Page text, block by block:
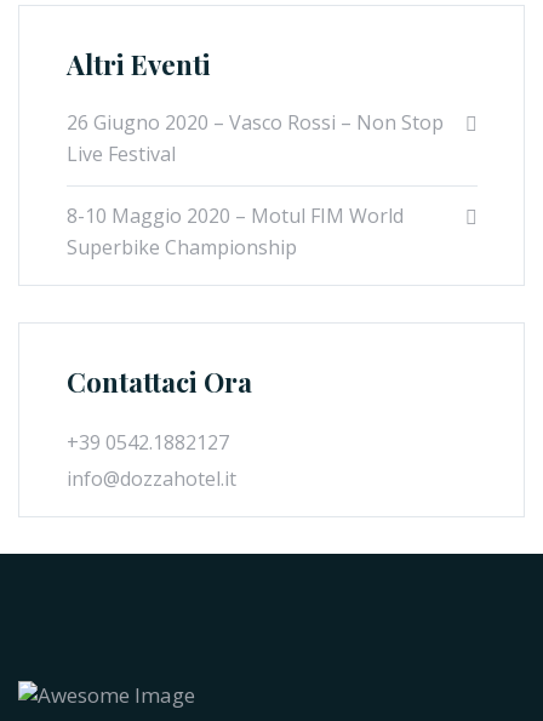
Altri Eventi
26 Giugno 2020 – Vasco Rossi – Non Stop
Live Festival
8-10 Maggio 2020 – Motul FIM World
Superbike Championship
Contattaci Ora
+39 0542.1882127
info@dozzahotel.it